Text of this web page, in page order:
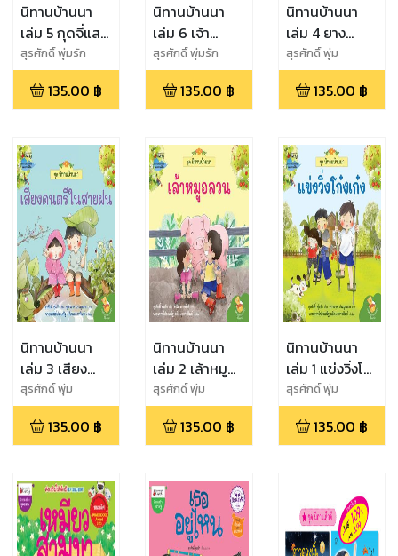
นิทานบ้านนา
เล่ม 5 กุดจี่แสน
อร่อย (eb)
สุรศักดิ์ พุ่มรัก
135.00 ฿
นิทานบ้านนา
เล่ม 6 เจ้า
เหมียวป่วนงาน
วัด (eb)
สุรศักดิ์ พุ่มรัก
135.00 ฿
นิทานบ้านนา
เล่ม 4 ยาง
รถยนต์แสน
สนุก
สุรศักดิ์ พุ่ม
รัก,คณิต ภาพย์ธิติ
135.00 ฿
นิทานบ้านนา
เล่ม 3 เสียง
ดนตรีในสายฝน
สุรศักดิ์ พุ่ม
รัก,จุฑามาศ ประมูล
มาก 135.00 ฿
นิทานบ้านนา
เล่ม 2 เล้าหมู
อลวน
สุรศักดิ์ พุ่ม
รัก,คณิต ภาพย์ธิติ
135.00 ฿
นิทานบ้านนา
เล่ม 1 แข่งวิ่งโก๋
งเก๋ง
สุรศักดิ์ พุ่ม
รัก,จุฑามาศ ประมูล
มาก 135.00 ฿